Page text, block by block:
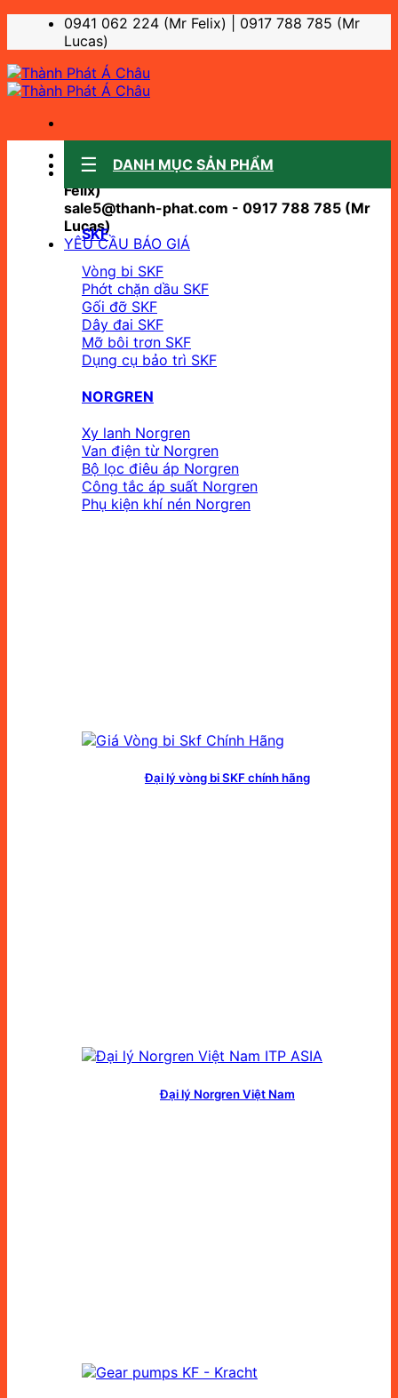
dung
0941 062 224 (Mr Felix) | 0917 788 785 (Mr
Lucas)
Sale support:
sale10@thanh-phat.com - 0941 062 224 (Mr
Felix)
sale5@thanh-phat.com - 0917 788 785 (Mr
Lucas)
YÊU CẦU BÁO GIÁ
DANH MỤC SẢN PHẨM
SKF
Vòng bi SKF
Phớt chặn dầu SKF
Gối đỡ SKF
Dây đai SKF
Mỡ bôi trơn SKF
Dụng cụ bảo trì SKF
NORGREN
Xy lanh Norgren
Van điện từ Norgren
Bộ lọc điêu áp Norgren
Công tắc áp suất Norgren
Phụ kiện khí nén Norgren
Đại lý vòng bi SKF chính hãng
Đại lý Norgren Việt Nam